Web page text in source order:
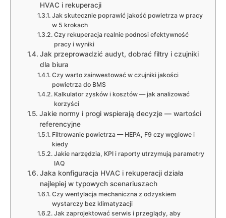
HVAC i rekuperacji
Jak skutecznie poprawić jakość powietrza w pracy
w 5 krokach
Czy rekuperacja realnie podnosi efektywność
pracy i wyniki
Jak przeprowadzić audyt, dobrać filtry i czujniki
dla biura
Czy warto zainwestować w czujniki jakości
powietrza do BMS
Kalkulator zysków i kosztów — jak analizować
korzyści
Jakie normy i progi wspierają decyzje — wartości
referencyjne
Filtrowanie powietrza — HEPA, F9 czy węglowe i
kiedy
Jakie narzędzia, KPI i raporty utrzymują parametry
IAQ
Jaka konfiguracja HVAC i rekuperacji działa
najlepiej w typowych scenariuszach
Czy wentylacja mechaniczna z odzyskiem
wystarczy bez klimatyzacji
Jak zaprojektować serwis i przeglądy, aby